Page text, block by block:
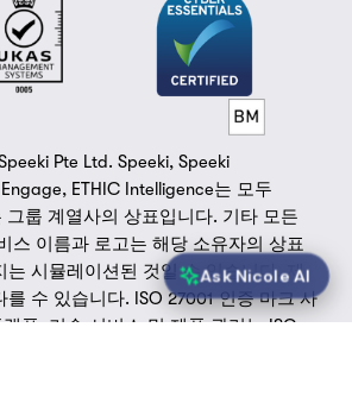
Pte Ltd. Speeki, Speeki
ETHIC Intelligence는 모두
그룹 계열사의 상표입니다. 기타 모든
스 이름과 로고는 해당 소유자의 상표
는 시뮬레이션된 것일 수 있습니다. 제
를 수 있습니다. ISO 27001 인증 마크 사
랫폼, 기술 서비스 및 제품 관리는 ISO
Ask Nicole AI